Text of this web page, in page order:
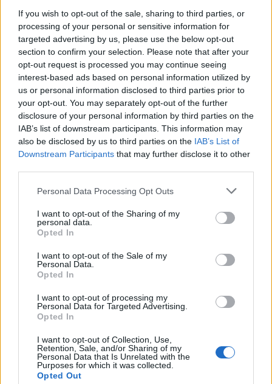
If you wish to opt-out of the sale, sharing to third parties, or
processing of your personal or sensitive information for
targeted advertising by us, please use the below opt-out
section to confirm your selection. Please note that after your
opt-out request is processed you may continue seeing
interest-based ads based on personal information utilized by
us or personal information disclosed to third parties prior to
your opt-out. You may separately opt-out of the further
disclosure of your personal information by third parties on the
IAB’s list of downstream participants. This information may
also be disclosed by us to third parties on the IAB’s List of
Downstream Participants that may further disclose it to other
Personal Data Processing Opt Outs
I want to opt-out of the Sharing of my
personal data.
Opted In
I want to opt-out of the Sale of my
Personal Data.
Opted In
I want to opt-out of processing my
Personal Data for Targeted Advertising.
Opted In
I want to opt-out of Collection, Use,
Retention, Sale, and/or Sharing of my
Personal Data that Is Unrelated with the
Purposes for which it was collected.
Opted Out
taisyklėmis
This site is protected by
reCAPTCHA and the Google
Privacy PolicyandTerms of
Service apply.
TAIP PAT SKAITYKITE